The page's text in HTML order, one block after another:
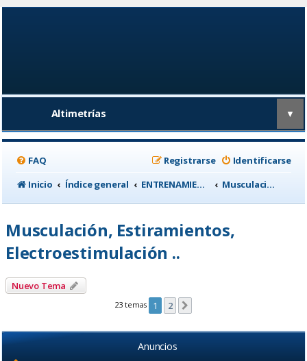
Altimetrías ▼
FAQ Identificarse
Registrarse
Inicio
Índice general ENTRENAMIENTO, medicina deportiva y nutrición Musculación, Estiramientos, Electroestimulación ..
Musculación, Estiramientos,
Electroestimulación ..
Nuevo Tema
23 temas 1 2
Anuncios